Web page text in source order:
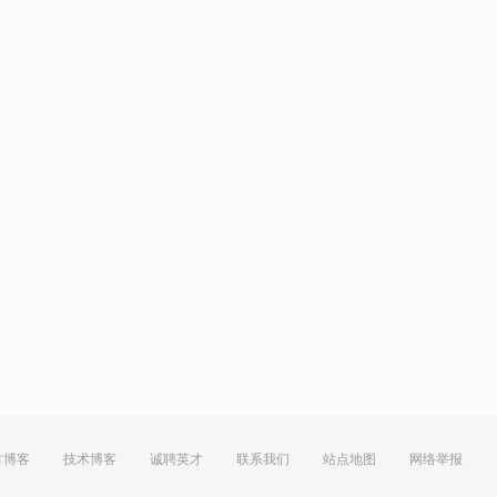
博客 技术博客 诚聘英才 联系我们 站点地图 网络举报